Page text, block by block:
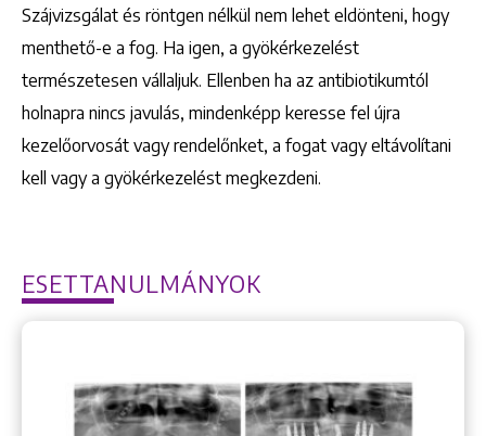
Szájvizsgálat és röntgen nélkül nem lehet eldönteni, hogy
menthető-e a fog. Ha igen, a gyökérkezelést
természetesen vállaljuk. Ellenben ha az antibiotikumtól
holnapra nincs javulás, mindenképp keresse fel újra
kezelőorvosát vagy rendelőnket, a fogat vagy eltávolítani
kell vagy a gyökérkezelést megkezdeni.
ESETTANULMÁNYOK